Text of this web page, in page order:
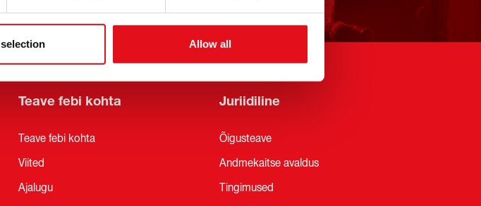
Allow all
Teave febi kohta
Teave febi kohta
Viited
Ajalugu
Juriidiline
Õigusteave
Andmekaitse avaldus
Tingimused